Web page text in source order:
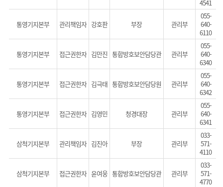
4541
통영기지본부 관리책임자 강호판 부장 관리부
055-
640-
6110
통영기지본부 접근권한자 김만진 통합방호보안담당관 관리부
055-
640-
6340
통영기지본부 접근권한자 김극태 통합방호보안담당원 관리부
055-
640-
6342
통영기지본부 접근권한자 김영민 청경대장 관리부
055-
640-
6341
삼척기지본부 관리책임자 김진아 부장 관리부
033-
571-
4110
삼척기지본부 접근권한자 윤여웅 통합방호보안담당관 관리부
033-
571-
4770